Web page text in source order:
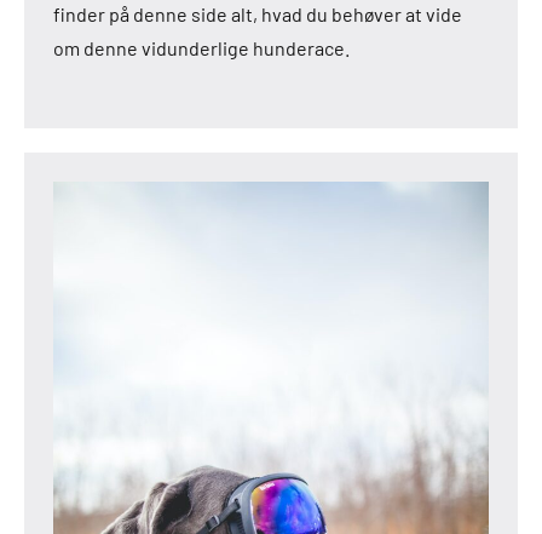
finder på denne side alt, hvad du behøver at vide
om denne vidunderlige hunderace.